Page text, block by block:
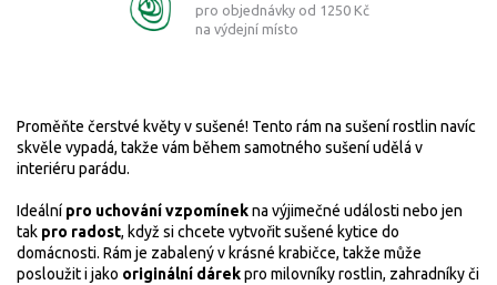
pro objednávky od 1250 Kč
na výdejní místo
Proměňte čerstvé květy v sušené! Tento rám na sušení rostlin navíc
skvěle vypadá, takže vám během samotného sušení udělá v
interiéru parádu.
Ideální pro uchování vzpomínekna výjimečné události nebo jen
tak pro radost, když si chcete vytvořit sušené kytice do
domácnosti. Rám je zabalený v krásné krabičce, takže může
posloužit i jako originální dárekpro milovníky rostlin, zahradníky či